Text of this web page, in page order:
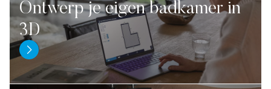
Ontwerp je eigen badkamer in
3D